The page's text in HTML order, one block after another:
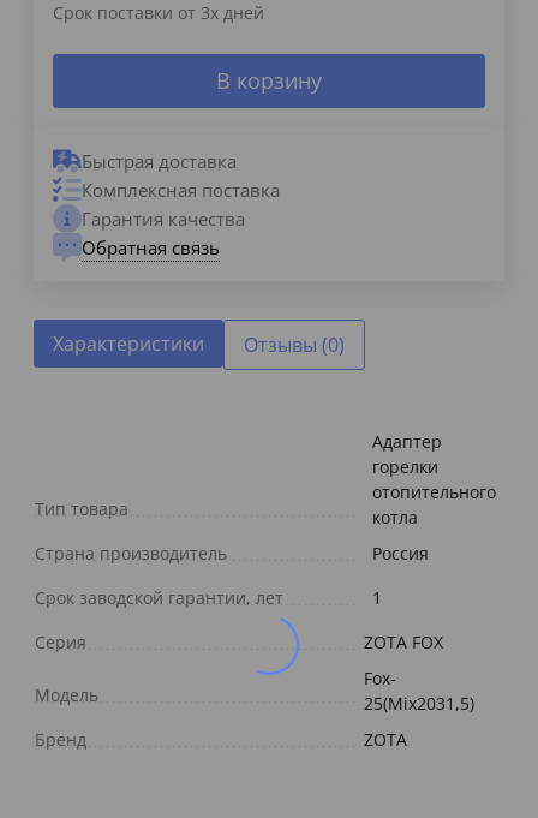
Срок поставки от 3х дней
В корзину
Быстрая доставка
Комплексная поставка
Гарантия качества
Обратная связь
Характеристики Отзывы (0)
Тип товара
Адаптер
горелки
отопительного
котла
Страна производитель
Россия
Срок заводской гарантии, лет
1
Серия
ZOTA FOX
Модель
Fox-
25(Mix2031,5)
Бренд
ZOTA